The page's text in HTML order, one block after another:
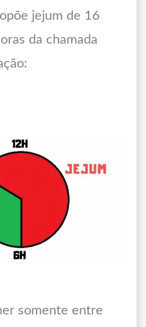
jejum de 16
da chamada
somente entre